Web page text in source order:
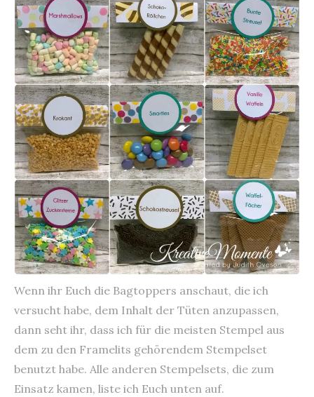
Wenn ihr Euch die Bagtoppers anschaut, die ich
versucht habe, dem Inhalt der Tüten anzupassen,
dann seht ihr, dass ich für die meisten Stempel aus
dem zu den Framelits gehörendem Stempelset
benutzt habe. Alle anderen Stempelsets, die zum
Einsatz kamen, liste ich Euch unten auf.